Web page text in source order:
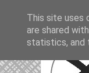
This site uses
are shared
statistics, and